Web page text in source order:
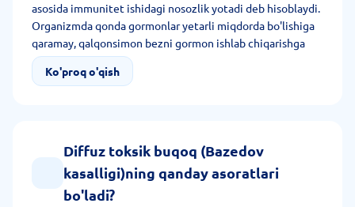
asosida immunitet ishidagi nosozlik yotadi deb hisoblaydi.
Organizmda qonda gormonlar yetarli miqdorda bo'lishiga
qaramay, qalqonsimon bezni gormon ishlab chiqarishga
jadal ravishda undaydigan TTG retseptorlariga maxsus
antitanachalar ishlab chiqariladi. Patologiya xavfini
Ko'proq o'qish
Diffuz toksik buqoq (Bazedov
kasalligi)ning qanday asoratlari
bo'ladi?